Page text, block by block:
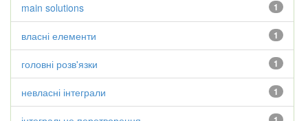
1
main solutions
1
власні елементи
1
головні розв'язки
1
невласні інтеграли